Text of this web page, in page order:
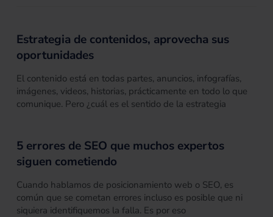
Estrategia de contenidos, aprovecha sus
oportunidades
El contenido está en todas partes, anuncios, infografías,
imágenes, videos, historias, prácticamente en todo lo que
comunique. Pero ¿cuál es el sentido de la estrategia
5 errores de SEO que muchos expertos
siguen cometiendo
Cuando hablamos de posicionamiento web o SEO, es
común que se cometan errores incluso es posible que ni
siquiera identifiquemos la falla. Es por eso